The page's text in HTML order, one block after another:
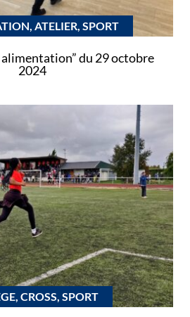
ATELIER, SPORT
du 29 octobre
2024
CROSS, SPORT